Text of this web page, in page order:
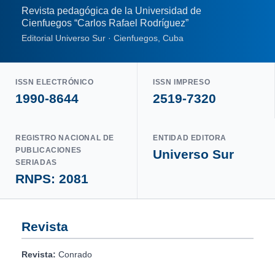
Revista pedagógica de la Universidad de
Cienfuegos “Carlos Rafael Rodríguez”
Editorial Universo Sur · Cienfuegos, Cuba
ISSN ELECTRÓNICO
1990-8644
ISSN IMPRESO
2519-7320
REGISTRO NACIONAL DE
PUBLICACIONES
SERIADAS
RNPS: 2081
ENTIDAD EDITORA
Universo Sur
Revista
Revista: Conrado